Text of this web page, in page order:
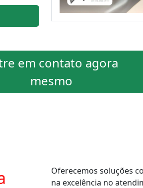
em contato agora
mesmo
Oferecemos soluções
na excelência no